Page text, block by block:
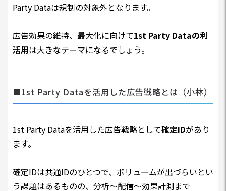
Party Dataは規制の対象外となります。
広告効果の維持、最大化に向けて1st Party Dataの利
活用は大きなテーマになるでしょう。
■1st Party Dataを活用した広告戦略とは（小林）
1st Party Dataを活用した広告戦略として確定IDがあり
ます。
確定IDは共通IDのひとつで、ボリュームが出づらいとい
う課題はあるものの、分析～配信～効果計測まで